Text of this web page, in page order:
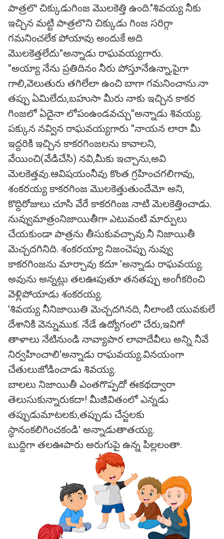
పాత్రలొ చిక్కుడుగింజ మొలకెత్తి ఉంది."శివయ్య నీకు
ఇచ్చిన మట్టి పాత్రలొని చిక్కుడు గింజ సరిగ్గా
గమనించలేక పోయావు అందుకే అది
మొలకెత్తలేదు''అన్నాడు రాఘవయ్యగారు.
''అయ్యా నేను ప్రతిదినం నీరు పోస్తూనేఉన్నా,పైగా
గాలి,వెలుతురు తగిలేలా ఉంచి బాగా గమనించాను.నా
తప్పు ఏమిలేదు,బహుసా మీరు నాకు ఇచ్చిన కాకర
గింజలో ఏదైనా లోపంఉండవచ్చు''అన్నాడు శివయ్య.
పక్కున నవ్విన రాఘవయ్యగారు ''నాయన లారా మీ
ఇద్దరికి ఇచ్చిన కాకరగింజలను కావాలని,
వేయించి(వేడిచేసి) నవి,మీకు ఇచ్చాను,అవి
మెలకెత్తవు.ఆవిషయంనీవు కొంత గ్రహించగలిగావు,
శంకరయ్య కాకరగింజ మొలకెత్తుతుందేమో అని,
కొద్దిరోజులు చూసి వేరే కాకరగింజ నాటి మెలకెత్తించాడు.
నువ్వుమాత్రంనిజాయితీగా ఎటువంటి మార్పులు
చేయకుండా పాత్రను తీసుకువచ్చావు.నీ నిజాయితీ
మెచ్చదగినిది. శంకరయ్యా నిజంచెప్పు నువ్వు
కాకరగింజను మార్చావు కదూ 'అన్నాడు రాఘవయ్య.
అవును అన్నట్లు తలఊపుతూ తనతప్పు అంగీకరించి
వెళ్లిపోయాడు శంకరయ్య.
'శివయ్య నీనిజాయితి మెచ్చదగినది, నీలాంటి యువకులే
దేశానికి వెన్నుముక. నేడే ఉద్యోగంలొ చేరు,ఇవిగో
తాళాలు నేటినుండి నావ్యాపార లావాదేవీలు అన్ని నీవే
నిర్వహించాలి'అన్నాడు రాఘవయ్య.వినయంగా
చేతులుజోడించాడు శివయ్య.
బాలలు నిజాయితీ ఎంతగొప్పదో ఈకథద్వారా
తెలుసుకున్నారుకదా! మీజీవితంలో ఎన్నడు
తప్పుడుమాటలకు,తప్పుడు చేస్టలకు
స్ధానంకలిగించకండి' అన్నాడుతాతయ్య.
బుద్దిగా తలఊపారు అరుగుపై ఉన్న పిల్లలంతా.